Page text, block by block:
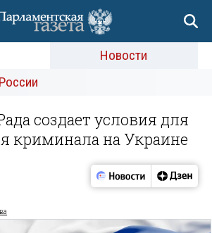
Новости
создает условия для
криминала на Украине